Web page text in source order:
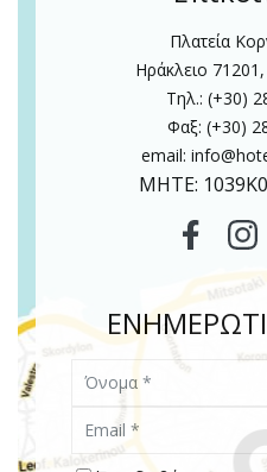
Πλατεία
Ηράκλειο
Τηλ.: (+30)
Φαξ: (+30)
email:
MHTE: